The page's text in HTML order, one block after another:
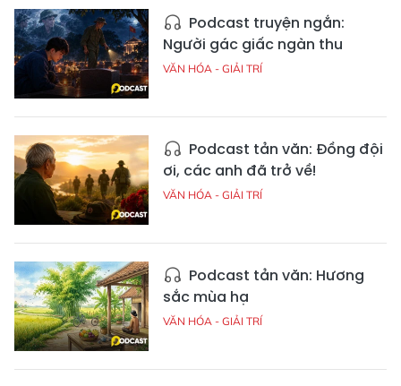
Podcast truyện ngắn:
Người gác giấc ngàn thu
VĂN HÓA - GIẢI TRÍ
Podcast tản văn: Đồng đội
ơi, các anh đã trở về!
VĂN HÓA - GIẢI TRÍ
Podcast tản văn: Hương
sắc mùa hạ
VĂN HÓA - GIẢI TRÍ